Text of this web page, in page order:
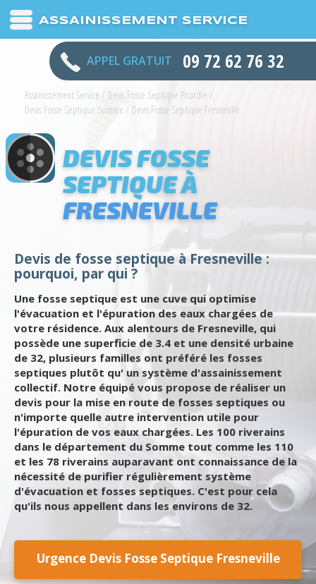
ASSAINISSEMENT SERVICE
APPEL GRATUIT 09 72 62 76 32
Assainissement Service / Devis Fosse Septique Picardie /
Devis Fosse Septique Somme / Devis Fosse Septique Fresneville
DEVIS FOSSE
SEPTIQUE À
FRESNEVILLE
Devis de fosse septique à Fresneville :
pourquoi, par qui ?
Une fosse septique est une cuve qui optimise
l'évacuation et l'épuration des eaux chargées de
votre résidence. Aux alentours de Fresneville, qui
possède une superficie de 3.4 et une densité urbaine
de 32, plusieurs familles ont préféré les fosses
septiques plutôt qu' un système d'assainissement
collectif. Notre équipé vous propose de réaliser un
devis pour la mise en route de fosses septiques ou
n'importe quelle autre intervention utile pour
l'épuration de vos eaux chargées. Les 100 riverains
dans le département du Somme tout comme les 110
et les 78 riverains auparavant ont connaissance de la
nécessité de purifier régulièrement système
d'évacuation et fosses septiques. C'est pour cela
qu'ils nous appellent dans les environs de 32.
Urgence Devis Fosse Septique Fresneville